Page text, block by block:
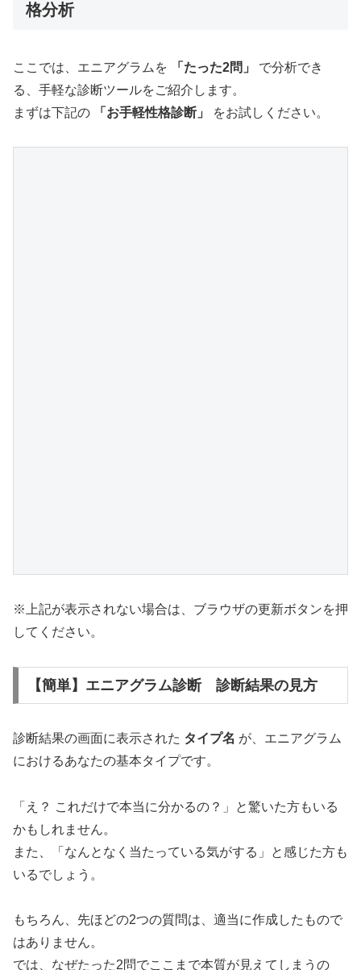
格分析
ここでは、エニアグラムを 「たった2問」
で分析でき
る、手軽な診断ツールをご紹介します。
まずは下記の
「お手軽性格診断」 をお試しください。
※上記が表示されない場合は、ブラウザの更新ボタンを押
してください。
【簡単】エニアグラム診断 診断結果の見方
診断結果の画面に表示された タイプ名 が、エニアグラム
におけるあなたの基本タイプです。
「え？ これだけで本当に分かるの？」と驚いた方もいる
かもしれません。
また、「なんとなく当たっている気がする」と感じた方も
いるでしょう。
もちろん、先ほどの2つの質問は、適当に作成したもので
はありません。
では、なぜたった2問でここまで本質が見えてしまうの